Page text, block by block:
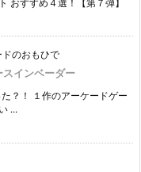
おすすめ４選！【第７弾】
ドのおもひで
スインベーダー
？！ １作のアーケードゲー
...